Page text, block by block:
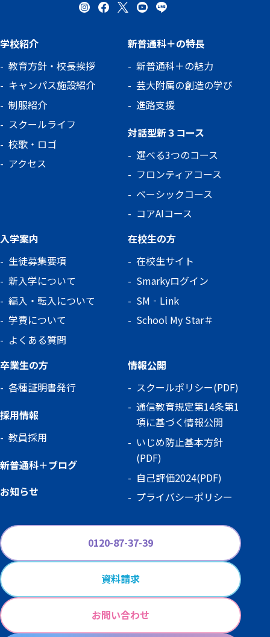
学校紹介
教育方針・校長挨拶
キャンパス施設紹介
制服紹介
スクールライフ
校歌・ロゴ
アクセス
新普通科＋の特長
新普通科＋の魅力
芸大附属の創造の学び
進路支援
対話型新３コース
選べる3つのコース
フロンティアコース
ベーシックコース
コアAIコース
入学案内
生徒募集要項
新入学について
編入・転入について
学費について
よくある質問
在校生の方
在校生サイト
Smarkyログイン
SM‐Link
School My Star＃
卒業生の方
各種証明書発行
採用情報
教員採用
新普通科＋ブログ
お知らせ
情報公開
スクールポリシー(PDF)
通信教育規定第14条第1
項に基づく情報公開
いじめ防止基本方針
(PDF)
自己評価2024(PDF)
プライバシーポリシー
0120-87-37-39
資料請求
お問い合わせ